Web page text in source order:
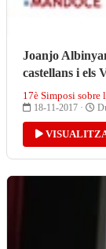
Joanjo
castellans i els
17è Simposi sobre
18-11-2017 ·